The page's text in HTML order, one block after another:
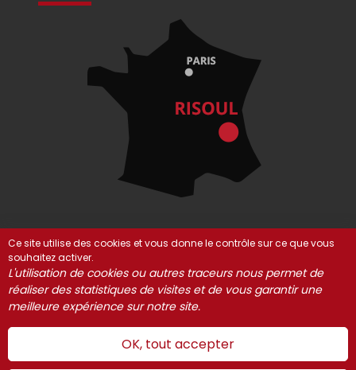
© Risoul 2021-2025 Mentions Légales
Partenaires
Gestion des cookies
Ce site utilise des cookies et vous donne le contrôle sur ce que vous
souhaitez activer.
L'utilisation de cookies ou autres traceurs nous permet de
réaliser des statistiques de visites et de vous garantir une
meilleure expérience sur notre site.
OK, tout accepter